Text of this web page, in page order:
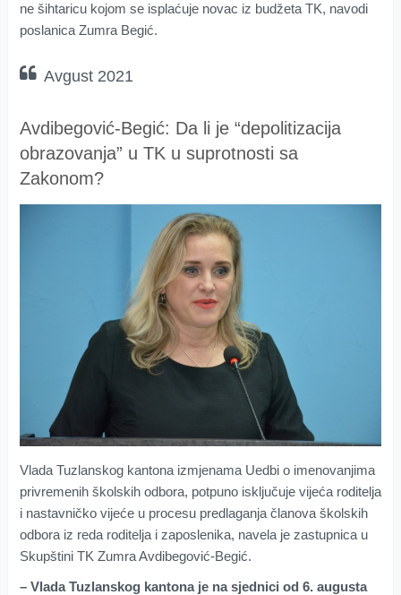
ne šihtaricu kojom se isplaćuje novac iz budžeta TK, navodi
poslanica Zumra Begić.
Avgust 2021
Avdibegović-Begić: Da li je “depolitizacija
obrazovanja” u TK u suprotnosti sa
Zakonom?
Vlada Tuzlanskog kantona izmjenama Uedbi o imenovanjima
privremenih školskih odbora, potpuno isključuje vijeća roditelja
i nastavničko vijeće u procesu predlaganja članova školskih
odbora iz reda roditelja i zaposlenika, navela je zastupnica u
Skupštini TK Zumra Avdibegović-Begić.
– Vlada Tuzlanskog kantona je na sjednici od 6. augusta